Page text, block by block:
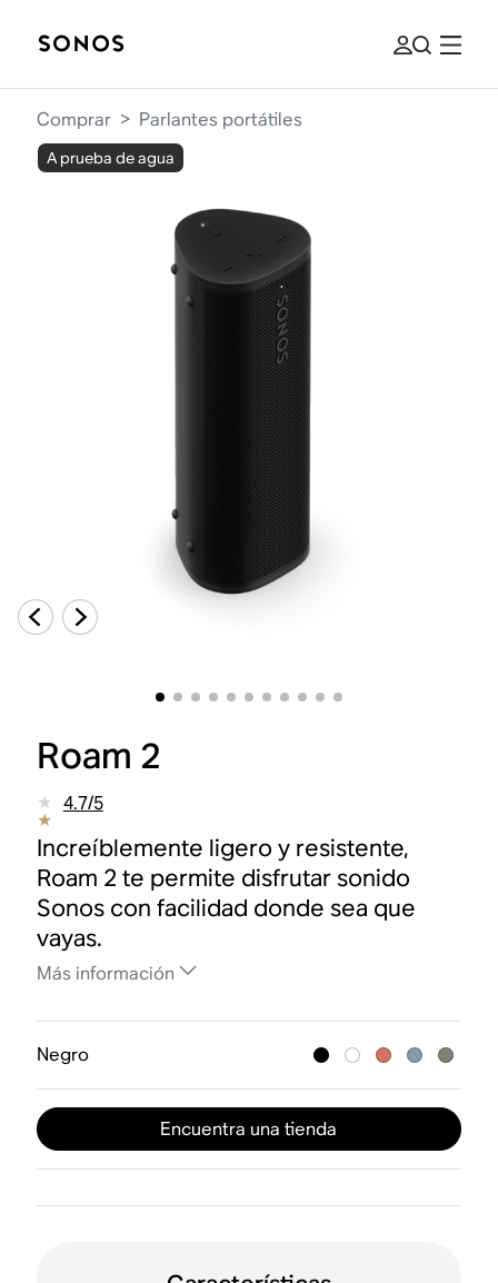
Comprar > Parlantes portátiles
A prueba de agua
Roam 2
4.7/5
Increíblemente ligero y resistente,
Roam 2 te permite disfrutar sonido
Sonos con facilidad donde sea que
vayas.
Más información
Negro
Encuentra una tienda